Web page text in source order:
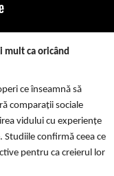
mult ca oricând
ce înseamnă să
comparații sociale
vidului cu experiențe
confirmă ceea ce
pentru ca creierul lor